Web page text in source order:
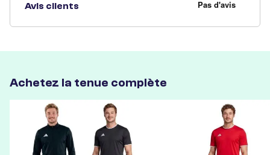
Avis clients
Achetez la tenue complète